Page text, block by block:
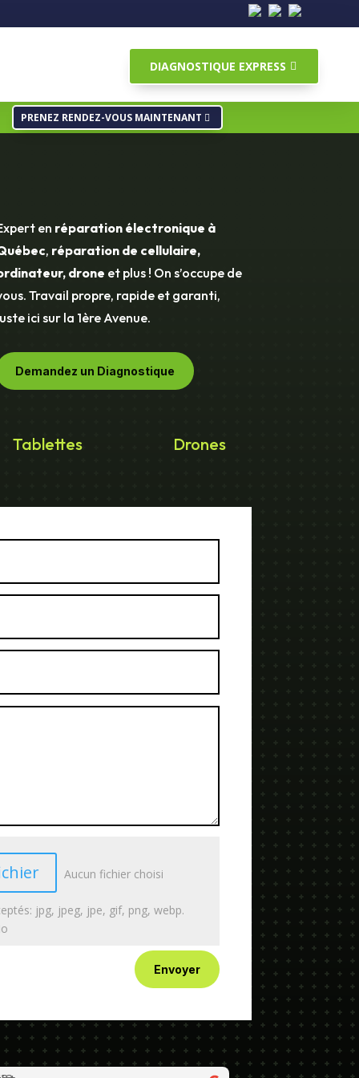
DIAGNOSTIQUE EXPRESS
PRENEZ RENDEZ-VOUS MAINTENANT
en réparation électronique à
, réparation de cellulaire,
drone et plus ! On s’occupe de
Travail propre, rapide et garanti,
ici sur la 1ère Avenue.
Demandez un Diagnostique
Tablettes Drones
Aucun fichier choisi
jpg, jpeg, jpe, gif, png, webp.
Envoyer